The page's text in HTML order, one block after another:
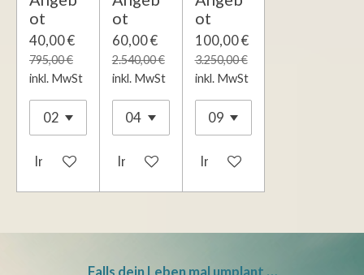
ot
40,00 €
795,00 €
inkl. MwSt
In den Warenkorb
ot
60,00 €
2.540,00 €
inkl. MwSt
In den Warenkorb
ot
100,00 €
3.250,00 €
inkl. MwSt
In den Warenkorb